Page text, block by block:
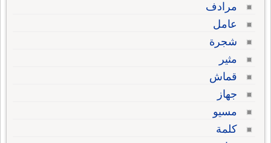
مرادف
عامل
شجرة
مثير
قماش
جهاز
مسيو
كلمة